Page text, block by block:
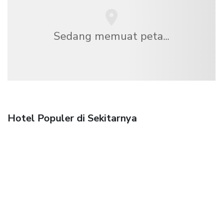
Sedang memuat peta...
Hotel Populer di Sekitarnya